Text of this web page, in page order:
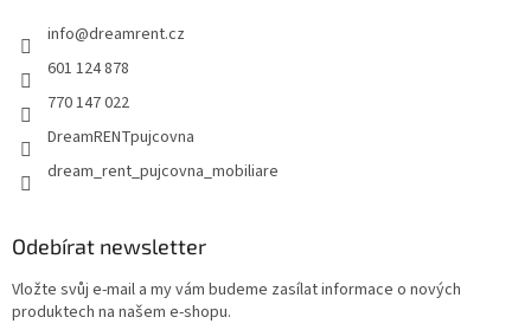
info@dreamrent.cz
601 124 878
770 147 022
DreamRENTpujcovna
dream_rent_pujcovna_mobiliare
Odebírat newsletter
Vložte svůj e-mail a my vám budeme zasílat informace o nových
produktech na našem e-shopu.